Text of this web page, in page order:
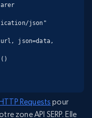
Requests pour
zone API SERP. Elle